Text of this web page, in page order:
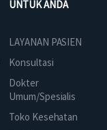
UNTUK ANDA
LAYANAN PASIEN
Konsultasi
Dokter
Umum/Spesialis
Toko Kesehatan